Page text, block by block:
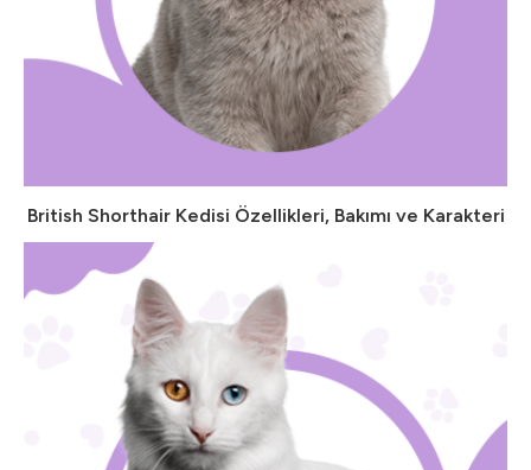
British Shorthair Kedisi Özellikleri, Bakımı ve Karakteri